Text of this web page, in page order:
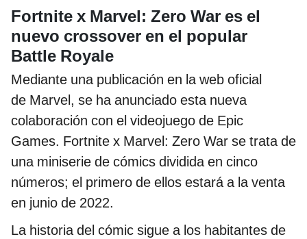
Fortnite x Marvel: Zero War es el
nuevo crossover en el popular
Battle Royale
Mediante una publicación en la web oficial
de Marvel, se ha anunciado esta nueva
colaboración con el videojuego de Epic
Games. Fortnite x Marvel: Zero War se trata de
una miniserie de cómics dividida en cinco
números; el primero de ellos estará a la venta
en junio de 2022.
La historia del cómic sigue a los habitantes de